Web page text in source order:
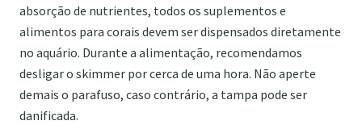
absorção de nutrientes, todos os suplementos e
alimentos para corais devem ser dispensados ​​diretamente
no aquário. Durante a alimentação, recomendamos
desligar o skimmer por cerca de uma hora. Não aperte
demais o parafuso, caso contrário, a tampa pode ser
danificada.